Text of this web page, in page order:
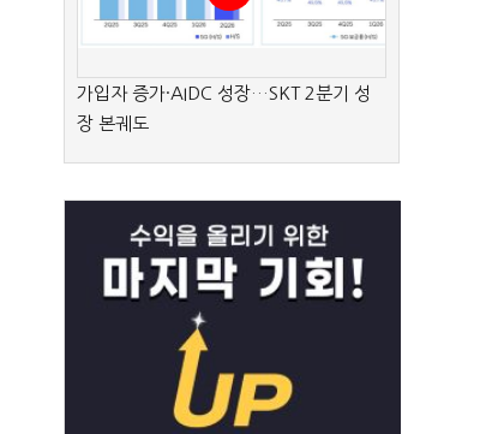
가입자 증가·AIDC 성장…SKT 2분기 성
장 본궤도